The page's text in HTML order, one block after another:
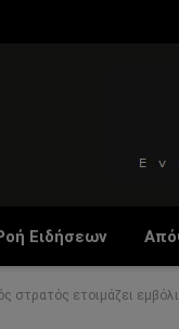
Ειδήσεων
στρατός ετοιμάζει